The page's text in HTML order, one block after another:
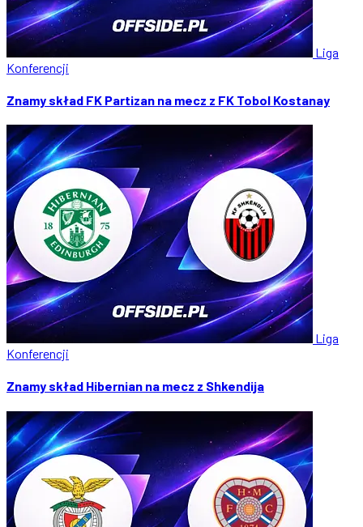
Liga
Konferencji
Znamy skład FK Partizan na mecz z FK Tobol Kostanay
Liga
Konferencji
Znamy skład Hibernian na mecz z Shkendija